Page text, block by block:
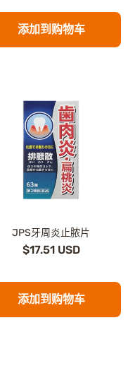
添加到购物车
JPS牙周炎止脓片
$17.51 USD
添加到购物车